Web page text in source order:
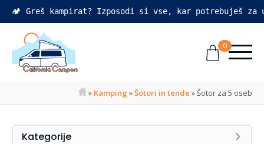
🏕️ Greš kampirat? Izposodi si vse, kar potrebuješ
0
» Kamping »Šotori in tende »Šotor za 5 oseb
Kategorije